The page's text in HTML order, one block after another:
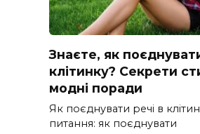
Знаєте, як
клітинку? Секрети
модні поради
Як поєднувати речі в
питання: як поєднувати